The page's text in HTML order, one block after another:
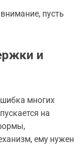
пусть
и
многих
на
ему нужен